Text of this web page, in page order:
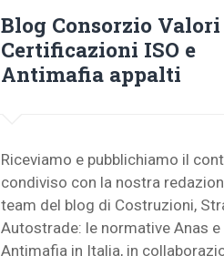
Blog Consorzio Valori
Certificazioni ISO e
Antimafia appalti
Riceviamo e pubblichiamo il
condiviso con la nostra
team del blog di Costruzioni,
Autostrade: le normative Anas e
Antimafia in Italia, in